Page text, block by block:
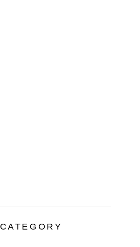
CATEGORY